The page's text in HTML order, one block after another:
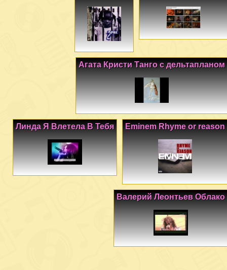
Агата Кристи Танго с дельтапланом
Eminem Rhyme or reason
Линда Я Влетела В Тебя
Валерий Леонтьев Облако